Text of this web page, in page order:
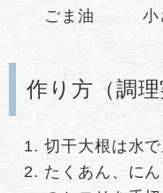
ごま油 小
作り方（調理
切干大根は水で
たくあん、に